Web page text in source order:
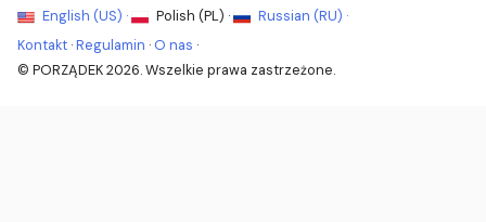
English (US) · Polish (PL) ·
Russian (RU) ·
Kontakt ·Regulamin · O nas ·
© PORZĄDEK 2026. Wszelkie prawa zastrzeżone.